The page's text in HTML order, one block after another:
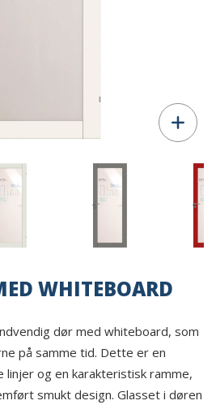
WHITEBOARD
dør med whiteboard, som
på samme tid. Dette er en
linjer og en karakteristisk ramme,
smukt design. Glasset i døren